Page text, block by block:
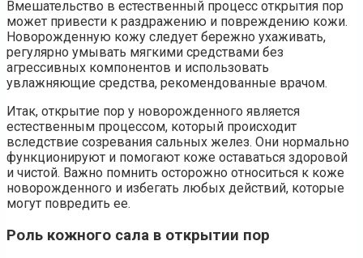
Вмешательство в естественный процесс открытия пор
может привести к раздражению и повреждению кожи.
Новорожденную кожу следует бережно ухаживать,
регулярно умывать мягкими средствами без
агрессивных компонентов и использовать
увлажняющие средства, рекомендованные врачом.
Итак, открытие пор у новорожденного является
естественным процессом, который происходит
вследствие созревания сальных желез. Они нормально
функционируют и помогают коже оставаться здоровой
и чистой. Важно помнить осторожно относиться к коже
новорожденного и избегать любых действий, которые
могут повредить ее.
Роль кожного сала в открытии пор